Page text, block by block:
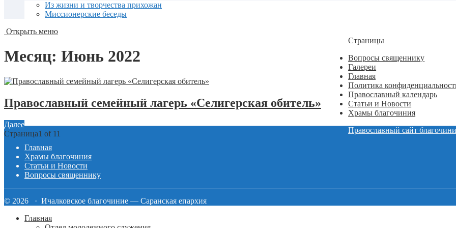
Из жизни и творчества прихожан
Миссионерские беседы
Открыть меню
Месяц: Июнь 2022
Православный семейный лагерь «Селигерская обитель»
Далее
Страница1 of 11
Страницы
Вопросы священнику
Галереи
Главная
Политика
Православный календарь
Статьи и Новости
Храмы благочиния
Православный сайт
Главная
Храмы благочиния
Статьи и Новости
Вопросы священнику
© 2026 · Ичалковское благочиние — Саранская епархия
Главная